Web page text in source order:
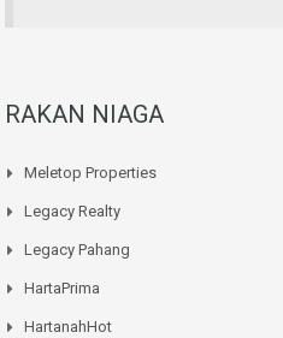
RAKAN NIAGA
Meletop Properties
Legacy Realty
Legacy Pahang
HartaPrima
HartanahHot